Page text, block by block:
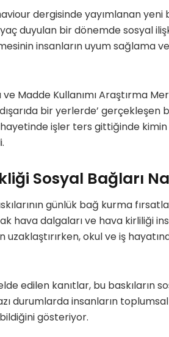
dergisinde yayımlanan yeni
duyulan bir dönemde sosyal
insanların uyum sağlama
ve Madde Kullanımı Araştırma
bir yerlerde’ gerçekleşen
işler ters gittiğinde
Sosyal Bağları
günlük bağ kurma
hava dalgaları ve hava kirliliği
uzaklaştırırken, okul ve iş
edilen kanıtlar, bu
durumlarda insanların
gösteriyor.